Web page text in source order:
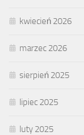
kwiecień 2026
marzec 2026
sierpień 2025
lipiec 2025
luty 2025